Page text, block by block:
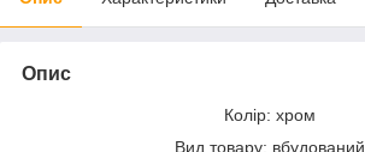
Опис
Колір: хром
Вид товару: вбудований